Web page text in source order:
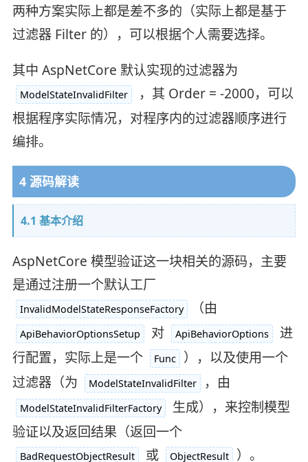
两种方案实际上都是差不多的（实际上都是基于
过滤器 Filter 的），可以根据个人需要选择。
其中 AspNetCore 默认实现的过滤器为
ModelStateInvalidFilter
，其 Order = -2000，可以
根据程序实际情况，对程序内的过滤器顺序进行
编排。
4 源码解读
4.1 基本介绍
AspNetCore 模型验证这一块相关的源码，主要
是通过注册一个默认工厂
InvalidModelStateResponseFactory （由
ApiBehaviorOptionsSetup 对 ApiBehaviorOptions
进
行配置，实际上是一个
Func
），以及使用一个
过滤器（为
ModelStateInvalidFilter ，由
ModelStateInvalidFilterFactory
生成），来控制模型
验证以及返回结果（返回一个
BadRequestObjectResult 或 ObjectResult ）。